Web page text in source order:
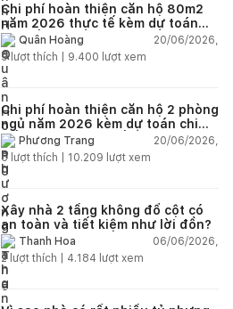
Chi phí hoàn thiện căn hộ 80m2
năm 2026 thực tế kèm dự toán
chi tiết từng hạng mục
Quân Hoàng
20/06/2026,
9lượt thích | 9.400 lượt xem
Chi phí hoàn thiện căn hộ 2 phòng
ngủ năm 2026 kèm dự toán chi
tiết và ví dụ thực tế
Phương Trang
20/06/2026,
5 lượt thích | 10.209 lượt xem
Xây nhà 2 tầng không đổ cột có
an toàn và tiết kiệm như lời đồn?
Thanh Hoa
06/06/2026,
2lượt thích | 4.184 lượt xem